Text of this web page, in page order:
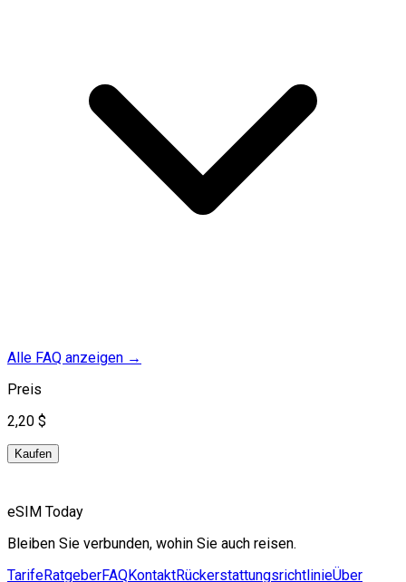
Alle FAQ anzeigen →
Preis
2,20 $
Kaufen
eSIM Today
Bleiben Sie verbunden, wohin Sie auch reisen.
TarifeRatgeberFAQKontaktRückerstattungsrichtlinieÜber